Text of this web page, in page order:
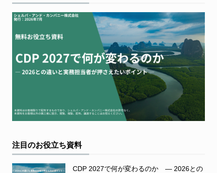
注目のお役立ち資料
CDP 2027で何が変わるのか ― 2026との